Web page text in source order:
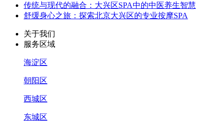
传统与现代的融合：大兴区SPA中的中医养生智慧
舒缓身心之旅：探索北京大兴区的专业按摩SPA
关于我们
服务区域
海淀区
朝阳区
西城区
东城区